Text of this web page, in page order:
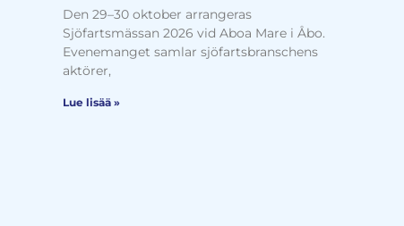
Den 29–30 oktober arrangeras
Sjöfartsmässan 2026 vid Aboa Mare i Åbo.
Evenemanget samlar sjöfartsbranschens
aktörer,
Lue lisää »